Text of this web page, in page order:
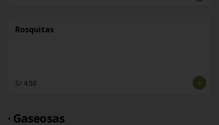
Rosquitas
S/ 4.50
· Gaseosas